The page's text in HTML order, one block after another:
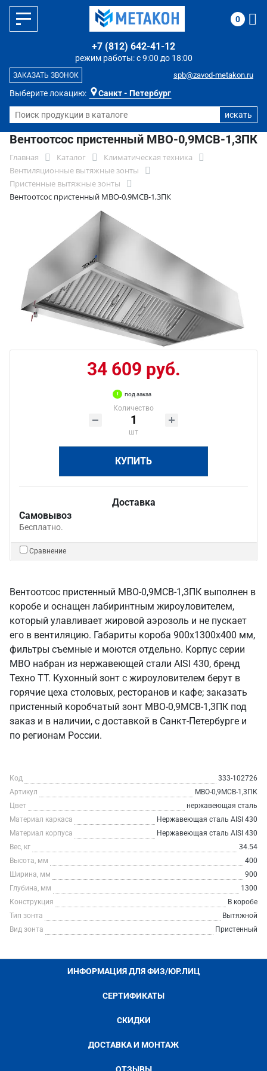
Выберите локацию: Санкт - Петербург
режим работы: с 9:00 до 18:00
+7 (812) 642-41-12
spb@zavod-metakon.ru
ЗАКАЗАТЬ ЗВОНОК
0
Вентоотсос пристенный МВО-0,9МСВ-1,3ПК
Главная Каталог
Климатическая техника
Вентиляционные вытяжные зонты
Пристенные вытяжные зонты
Вентоотсос пристенный МВО-0,9МСВ-1,3ПК
34 609 руб.
под заказ
Количество
шт
КУПИТЬ
Доставка
Самовывоз
Бесплатно.
Сравнение
Вентоотсос пристенный МВО-0,9МСВ-1,3ПК выполнен в
коробе и оснащен лабиринтным жироуловителем,
который улавливает жировой аэрозоль и не пускает
его в вентиляцию. Габариты короба 900х1300х400 мм,
фильтры съемные и моются отдельно. Корпус серии
МВО набран из нержавеющей стали AISI 430, бренд
Техно ТТ. Кухонный зонт с жироуловителем берут в
горячие цеха столовых, ресторанов и кафе; заказать
пристенный коробчатый зонт МВО-0,9МСВ-1,3ПК под
заказ и в наличии, с доставкой в Санкт‑Петербурге и
по регионам России.
Код
333-102726
Артикул
МВО-0,9МСВ-1,3ПК
Цвет
нержавеющая сталь
Материал каркаса
Нержавеющая сталь AISI 430
Материал корпуса
Нержавеющая сталь AISI 430
Вес, кг
34.54
Высота, мм
400
Ширина, мм
900
Глубина, мм
1300
Конструкция
В коробе
Тип зонта
Вытяжной
Вид зонта
Пристенный
ИНФОРМАЦИЯ ДЛЯ ФИЗ/ЮР.ЛИЦ
СЕРТИФИКАТЫ
СКИДКИ
ДОСТАВКА И МОНТАЖ